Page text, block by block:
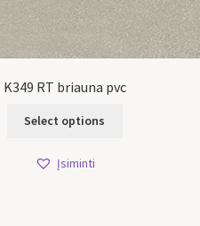
K349 RT briauna pvc
Select options
Įsiminti